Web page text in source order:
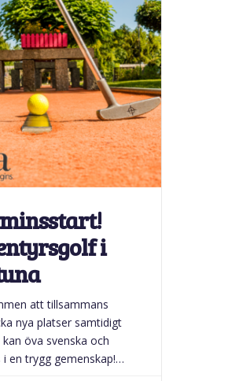
i
att tillsammans
nya platser samtidigt
öva svenska och
i en trygg gemenskap!